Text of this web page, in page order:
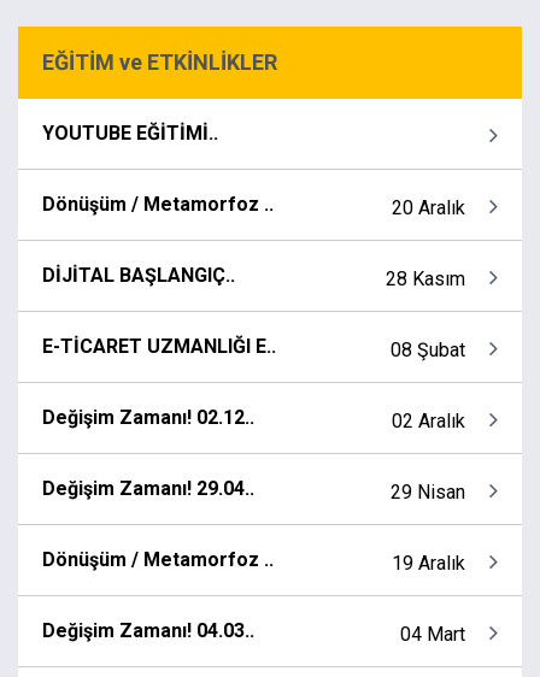
EĞİTİM ve ETKİNLİKLER
YOUTUBE EĞİTİMİ..
Dönüşüm / Metamorfoz .. 20 Aralık
DİJİTAL BAŞLANGIÇ.. 28 Kasım
E-TİCARET UZMANLIĞI E.. 08 Şubat
Değişim Zamanı! 02.12.. 02 Aralık
Değişim Zamanı! 29.04.. 29 Nisan
Dönüşüm / Metamorfoz .. 19 Aralık
Değişim Zamanı! 04.03.. 04 Mart